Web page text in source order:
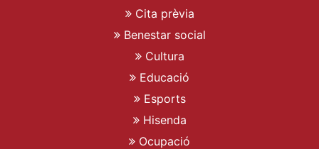
Cita prèvia
Benestar social
Cultura
Educació
Esports
Hisenda
Ocupació